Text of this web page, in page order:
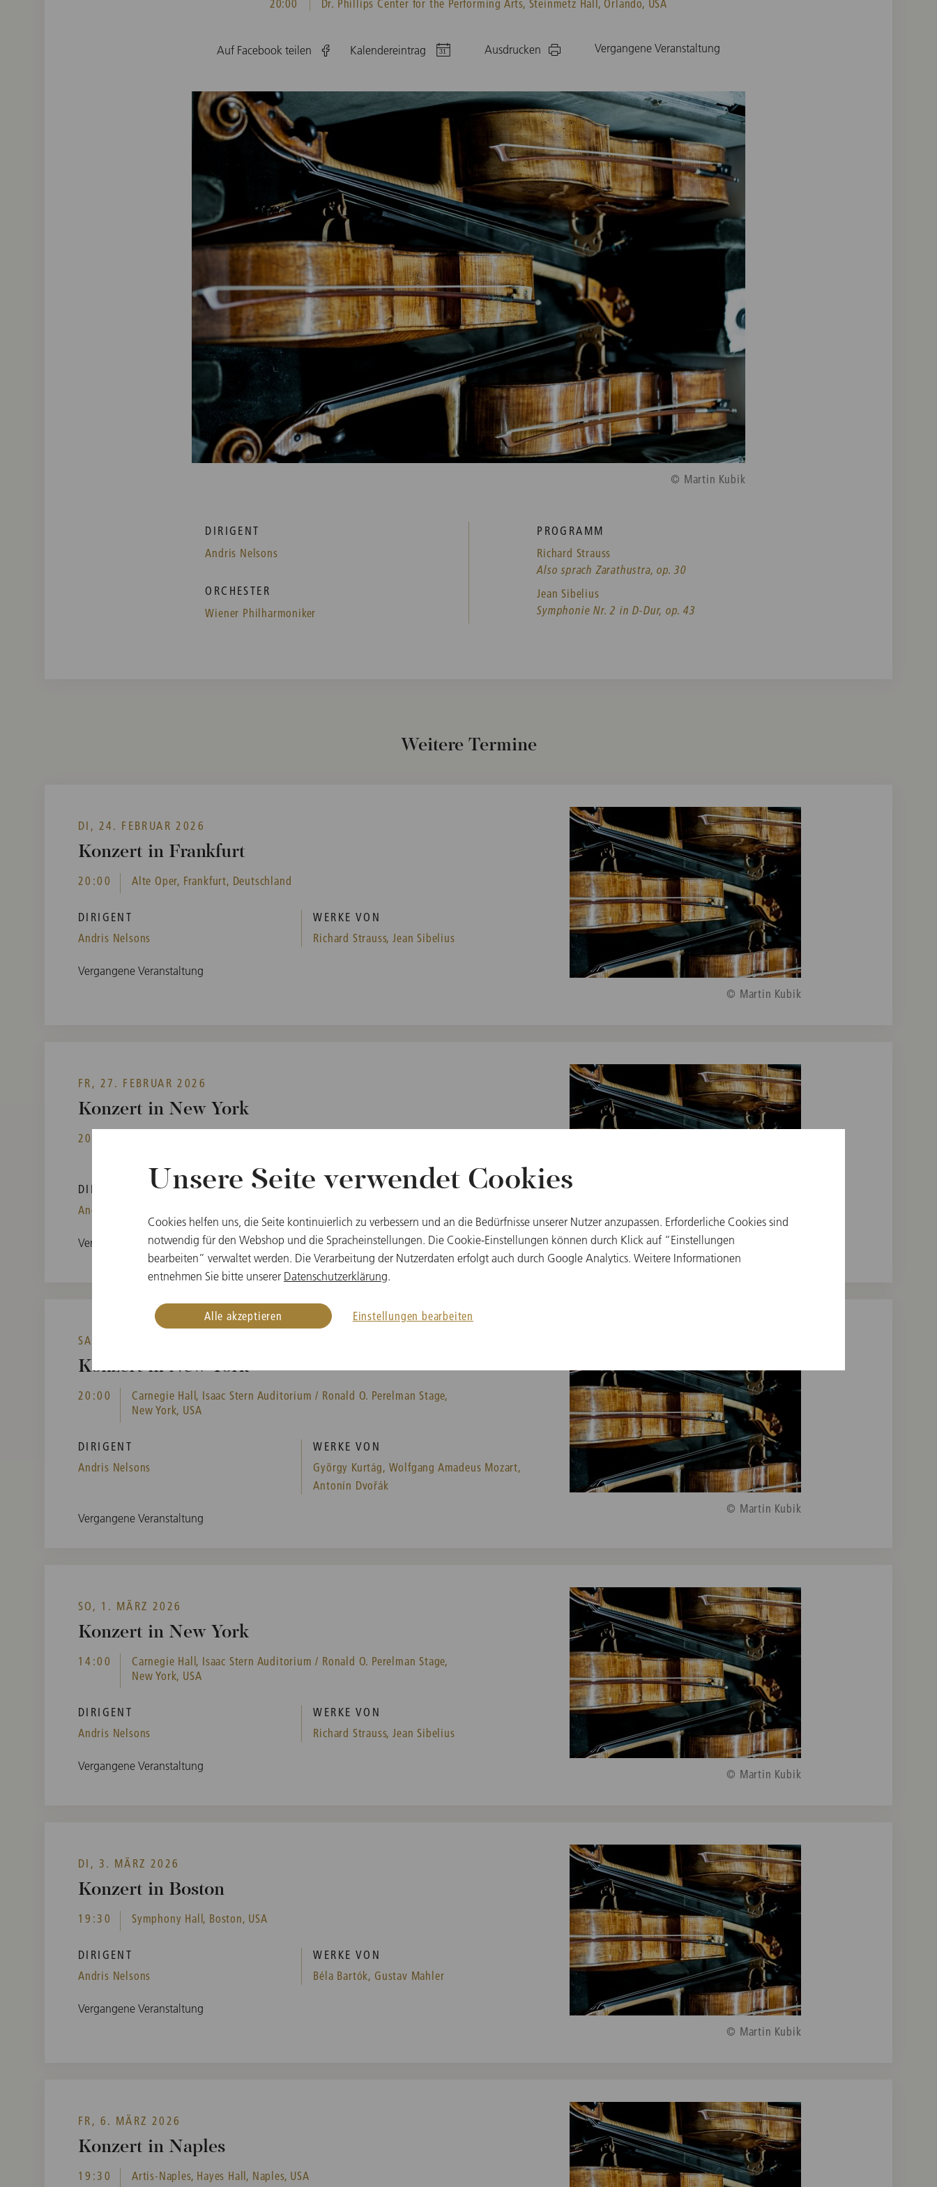
20:00 Dr. Phillips Center for the Performing Arts, Steinmetz Hall, Orlando, USA
Auf Facebook teilen Kalendereintrag Ausdrucken Vergangene Veranstaltung
© Martin Kubik
DIRIGENT
Andris Nelsons
ORCHESTER
Wiener Philharmoniker
PROGRAMM
Richard Strauss
Also sprach Zarathustra, op. 30
Jean Sibelius
Symphonie Nr. 2 in D-Dur, op. 43
Weitere Termine
DI, 24. FEBRUAR 2026
Konzert in Frankfurt
20:00 Alte Oper, Frankfurt, Deutschland
DIRIGENT
Andris Nelsons
WERKE VON
Richard Strauss, Jean Sibelius
Vergangene Veranstaltung
© Martin Kubik
FR, 27. FEBRUAR 2026
Konzert in New York
20:00
DIRIGENT
Andris Nelsons
WERKE VON
Vergangene Veranstaltung
SA, 28. FEBRUAR 2026
Konzert in New York
20:00
Carnegie Hall, Isaac Stern Auditorium / Ronald O. Perelman Stage,
New York, USA
DIRIGENT
Andris Nelsons
WERKE VON
György Kurtág, Wolfgang Amadeus Mozart,
Antonín Dvořák
Vergangene Veranstaltung
© Martin Kubik
SO, 1. MÄRZ 2026
Konzert in New York
14:00
Carnegie Hall, Isaac Stern Auditorium / Ronald O. Perelman Stage,
New York, USA
DIRIGENT
Andris Nelsons
WERKE VON
Richard Strauss, Jean Sibelius
Vergangene Veranstaltung
© Martin Kubik
DI, 3. MÄRZ 2026
Konzert in Boston
19:30 Symphony Hall, Boston, USA
DIRIGENT
Andris Nelsons
WERKE VON
Béla Bartók, Gustav Mahler
Vergangene Veranstaltung
© Martin Kubik
FR, 6. MÄRZ 2026
Konzert in Naples
19:30 Artis-Naples, Hayes Hall, Naples, USA
Unsere Seite verwendet Cookies
Cookies helfen uns, die Seite kontinuierlich zu verbessern und an die Bedürfnisse unserer Nutzer anzupassen. Erforderliche Cookies sind
notwendig für den Webshop und die Spracheinstellungen. Die Cookie-Einstellungen können durch Klick auf “Einstellungen
bearbeiten” verwaltet werden. Die Verarbeitung der Nutzerdaten erfolgt auch durch Google Analytics. Weitere Informationen
entnehmen Sie bitte unserer Datenschutzerklärung.
Einstellungen bearbeiten
Alle akzeptieren